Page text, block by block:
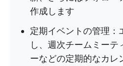
作成します
定期イベントの管理：
し、週次チームミーテ
ーなどの定期的なカレ